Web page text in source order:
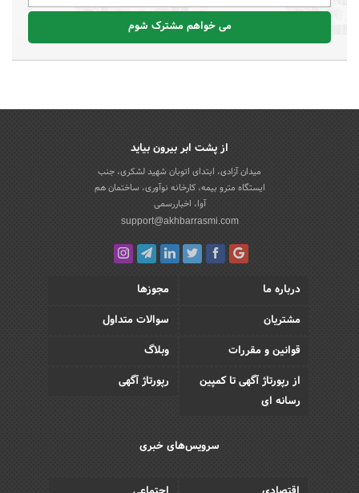
می خواهم مشترک شوم
از پشت ابر بیرون بیاید
میدان آزادی، ابتدای اتوبان شهید لشکری، جنب
ایستگاه مترو بیمه، کارخانه نوآوری، ساختمان هم
آوا، اخباررسمی
support@akhbarrasmi.com
درباره ما
مجوزها
مشتریان
سوالات متداول
قوانین و مقررات
وبلاگ
از رپورتاژ آگهی تا کمپین
رسانه ای
رپورتاژ آگهی
سرویس‌های خبری